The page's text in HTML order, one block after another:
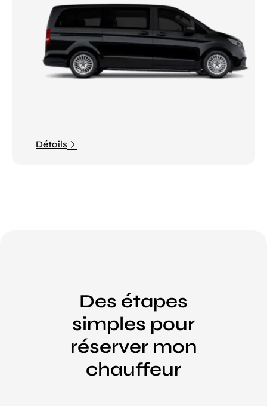
Détails
Des étapes
simples pour
réserver mon
chauffeur